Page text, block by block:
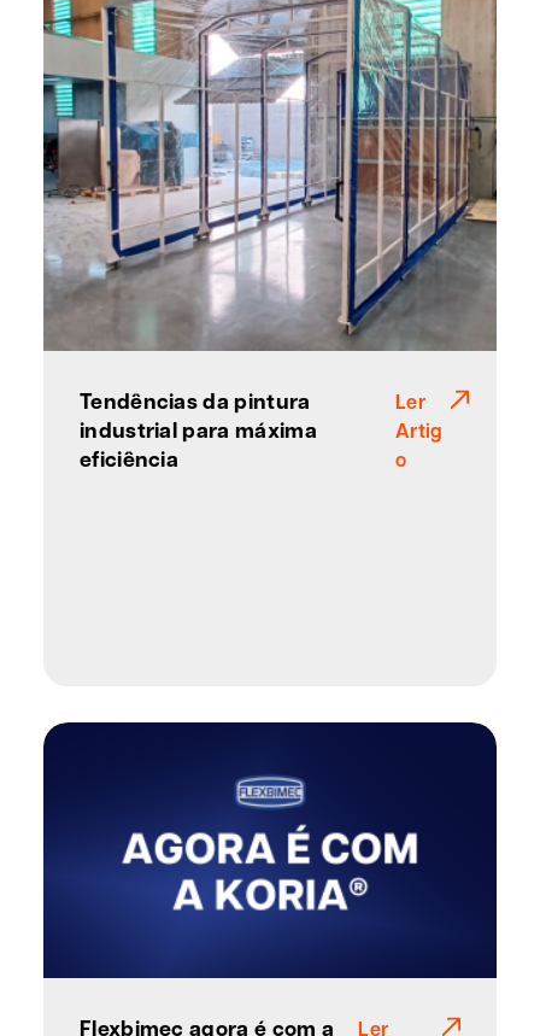
Tendências da pintura
industrial para máxima
eficiência
Ler
Artig
o
Flexbimec agora é com a Ler